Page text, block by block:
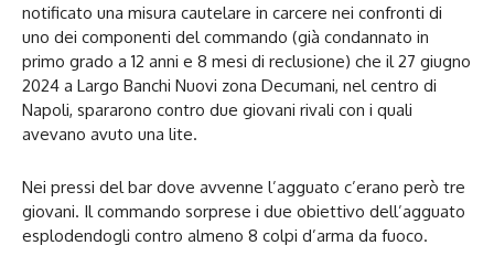
notificato una misura cautelare in carcere nei confronti di
uno dei componenti del commando (già condannato in
primo grado a 12 anni e 8 mesi di reclusione) che il 27 giugno
2024 a Largo Banchi Nuovi zona Decumani, nel centro di
Napoli, spararono contro due giovani rivali con i quali
avevano avuto una lite.
Nei pressi del bar dove avvenne l’agguato c’erano però tre
giovani. Il commando sorprese i due obiettivo dell’agguato
esplodendogli contro almeno 8 colpi d’arma da fuoco.